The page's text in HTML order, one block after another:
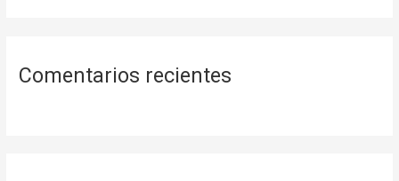
Comentarios recientes